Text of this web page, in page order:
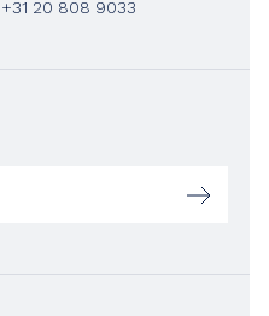
+31 20 808 9033